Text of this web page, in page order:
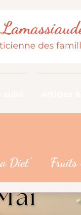
des
Diet' Fruits